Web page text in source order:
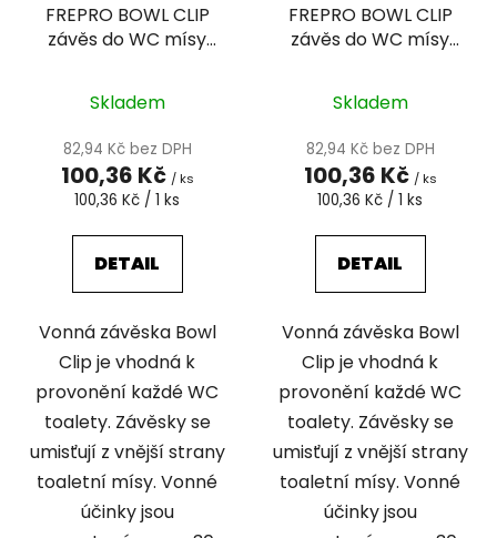
FREPRO BOWL CLIP
závěs do WC mísy
Skladem
82,94 Kč bez DPH
100,36 Kč / ks
Měrná
100,36 Kč / 1 ks
DETAIL
Vonná závěska Bowl
Clip je vhodná k
provonění každé WC
toalety. Závěsky se
umisťují z vnější strany
toaletní mísy. Vonné
účinky jsou
FREPRO BOWL CLIP
závěs do WC mísy
Skladem
82,94 Kč bez DPH
100,36 Kč / ks
Měrná
100,36 Kč / 1 ks
DETAIL
Vonná závěska Bowl
Clip je vhodná k
provonění každé WC
toalety. Závěsky se
umisťují z vnější strany
toaletní mísy. Vonné
účinky jsou